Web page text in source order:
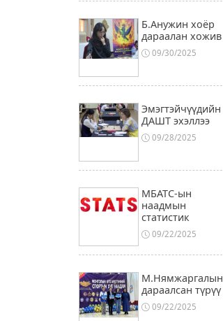
Б.Анужин хоёр
дараалан хожив
09/30/2025
Эмэгтэйчүүдийн
ДАШТ эхэллээ
09/28/2025
МБАТС-ын
наадмын
статистик
09/22/2025
М.Нямжаргалын
дараалсан түрүү
09/22/2025